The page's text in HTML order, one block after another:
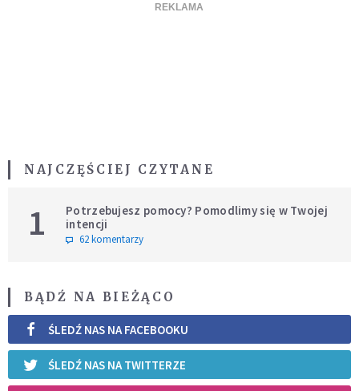
NAJCZĘŚCIEJ CZYTANE
1
Potrzebujesz pomocy? Pomodlimy się w Twojej
intencji
62 komentarzy
BĄDŹ NA BIEŻĄCO
ŚLEDŹ NAS NA FACEBOOKU
ŚLEDŹ NAS NA TWITTERZE